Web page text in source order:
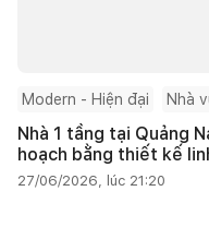
Modern - Hiện đại Nhà
Nhà 1 tầng tại Quảng
hoạch bằng thiết kế
27/06/2026, lúc 21:20